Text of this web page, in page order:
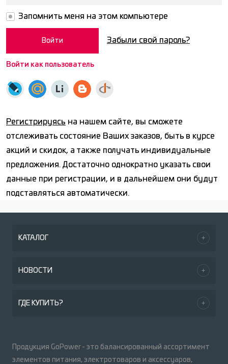
Запомнить меня на этом компьютере
Забыли свой пароль?
Войти как пользователь
Регистрируясь на нашем сайте, вы сможете
отслеживать состояние Ваших заказов, быть в курсе
акций и скидок, а также получать индивидуальные
предложения. Достаточно однократно указать свои
данные при регистрации, и в дальнейшем они будут
подставляться автоматически.
КАТАЛОГ
НОВОСТИ
ГДЕ КУПИТЬ?
Продукция GoPower - это балансированный ассортимент
элементов питания, электротоваров и аксессуаров,